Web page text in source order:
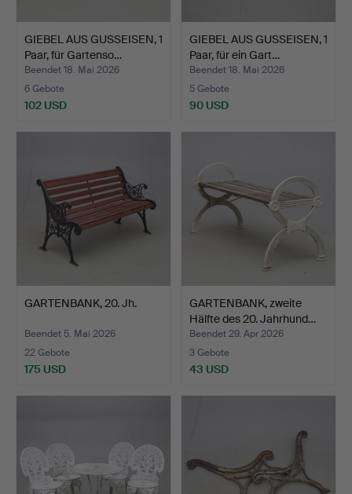
GIEBEL AUS GUSSEISEN, 1
Paar, für Gartenso…
Beendet 18. Mai 2026
6 Gebote
102 USD
GIEBEL AUS GUSSEISEN, 1
Paar, für ein Gart…
Beendet 18. Mai 2026
5 Gebote
90 USD
GARTENBANK, 20. Jh.
Beendet 5. Mai 2026
22 Gebote
175 USD
GARTENBANK, zweite
Hälfte des 20. Jahrhund…
Beendet 29. Apr 2026
3 Gebote
43 USD